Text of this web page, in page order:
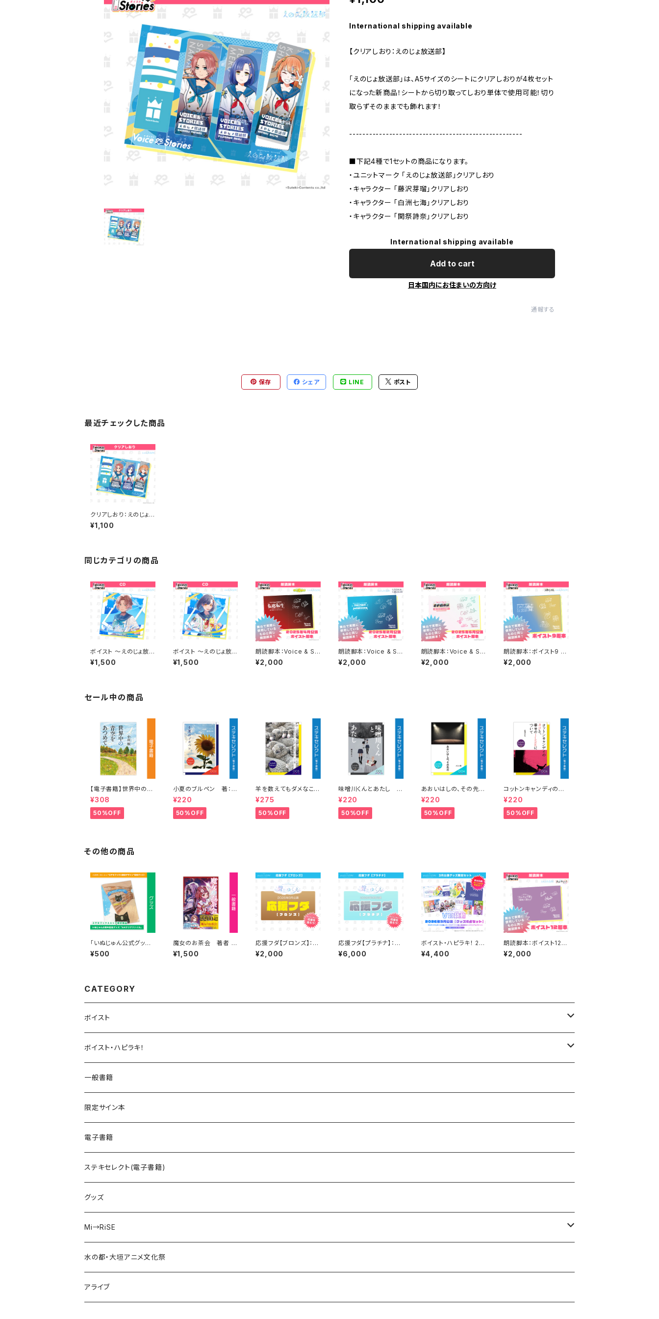
International shipping available
【クリアしおり：えのじょ放送部】
「えのじょ放送部」は、A5サイズのシートにクリアしおりが4枚セット
になった新商品！シートから切り取ってしおり単体で使用可能！切り
取らずそのままでも飾れます！
----------------------------------------------------
■下記4種で1セットの商品になります。
・ユニットマーク 「えのじょ放送部」クリアしおり
・キャラクター 「藤沢芽瑠」クリアしおり
・キャラクター 「白洲七海」クリアしおり
・キャラクター 「関祭詩奈」クリアしおり
International shipping available
Add to cart
日本国内にお住まいの方向け
通報する
保存 シェア LINE ポスト
最近チェックした商品
クリアしおり：えのじょ放
送部
¥1,100
同じカテゴリの商品
ボイスト ～えのじょ放送
部 2ndシングル～ CD
¥1,500
ボイスト ～えのじょ放送
部 1stシングル～ CD
¥1,500
朗読脚本：Voice & St
ories 予選最終試合 え
のじょ放送部v.s.ダンデ
¥2,000
朗読脚本：Voice & St
ories ランダムマッチ交
流戦 UNDERCΦDE V
¥2,000
朗読脚本：Voice & St
ories ボイスト 本戦前
夜祭 〜君に伝えたいこ
¥2,000
朗読脚本：ボイスト9 ～
Voice & Stories 予選
Aブロック『えのじょ放送
¥2,000
セール中の商品
【電子書籍】世界中の青
空をあつめて 著：中村
航
¥308
50%OFF
小夏のブルペン 著：皐
月ハル
¥220
50%OFF
羊を数えてもダメなこ
と 著：千楓
¥275
50%OFF
味噌川くんとあたし
著：榎本まう
¥220
50%OFF
あおいはしの、その先
の 著：スミレ紺
¥220
50%OFF
コットンキャンディのネ
コと、幸せの１LDKにつ
いて 著：藍澤李色
¥220
50%OFF
その他の商品
「いぬじゅん公式グッズ」
デビュー8周年記念 A4
サイズクリアファイル
¥500
魔女のお茶会 著者 ：
木野かなめ
¥1,500
応援フダ【ブロンズ】：ボ
イスト・ハピラキ！2026
年8月「聲のゆくえ」
¥2,000
応援フダ【プラチナ】：ボ
イスト・ハピラキ！2026
年8月「聲のゆくえ」
¥6,000
ボイスト・ハピラキ！ 20
26年3月公演限定セッ
ト【受注生産】
¥4,400
朗読脚本：ボイスト12
～あかねさす＋えのじょ
放送部「あかねさす紫
¥2,000
CATEGORY
ボイスト
UNDERCΦDE
ダンデライオン
サイバスフィア
kIllIng mE
Peek a Boo!
えのじょ放送部
ISEKAIMODE
あかねさす
走れチュロス！
ボイスト・ハピラキ！
ハルウラワ！
NACK3!
声劇ふわろまん
一般書籍
限定サイン本
電子書籍
ステキセレクト(電子書籍)
グッズ
Mi→RiSE
夜見ベルノ
水の都・大垣アニメ文化祭
アライブ